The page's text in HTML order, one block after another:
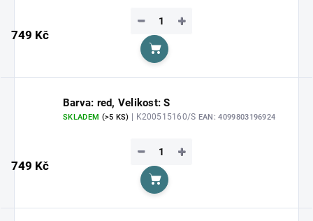
749 Kč
+
−
Do košíku
Barva: red, Velikost: S
SKLADEM (>5 KS) | K200515160/S EAN: 4099803196924
749 Kč
+
−
Do košíku